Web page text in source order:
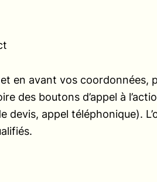
en avant vos coordonnées,
des boutons d’appel à
devis, appel téléphonique).